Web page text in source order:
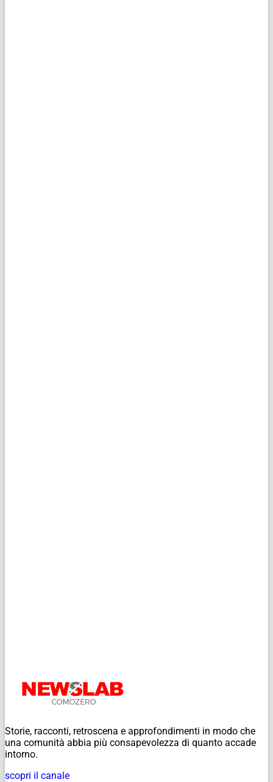
Storie, racconti, retroscena e approfondimenti in modo che
una comunità abbia più consapevolezza di quanto accade
intorno.
scopri il canale